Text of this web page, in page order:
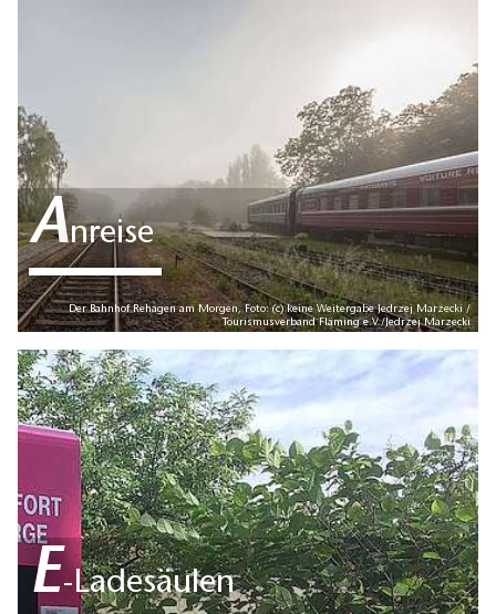
Anreise
Der Bahnhof Rehagen am Morgen, Foto: (c) keine Weitergabe Jedrzej Marzecki /
Tourismusverband Fläming e.V./Jedrzej Marzecki
E-Ladesäulen